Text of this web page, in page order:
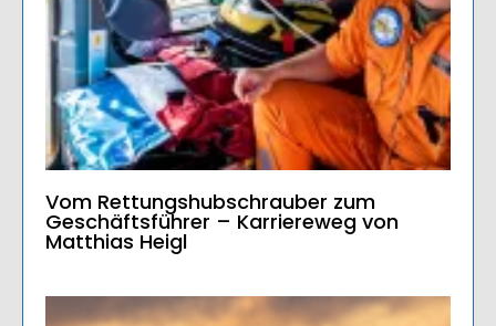
Vom Rettungshubschrauber zum
Geschäftsführer – Karriereweg von
Matthias Heigl